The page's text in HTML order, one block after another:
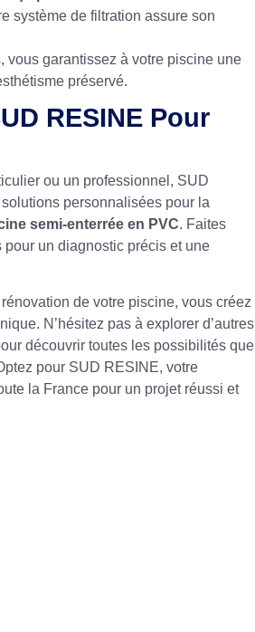
système de filtration assure son
vous garantissez à votre piscine une
préservé.
RESINE Pour
ou un professionnel, SUD
personnalisées pour la
semi-enterrée en PVC. Faites
un diagnostic précis et une
de votre piscine, vous créez
N’hésitez pas à explorer d’autres
découvrir toutes les possibilités que
pour SUD RESINE, votre
la France pour un projet réussi et